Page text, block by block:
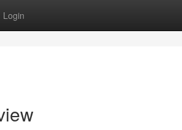
Login